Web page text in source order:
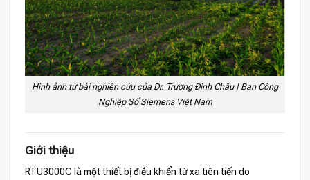
Hình ảnh từ bài nghiên cứu của Dr. Trương Đình Châu | Ban Công
Nghiệp Số Siemens Việt Nam
Giới thiệu
RTU3000C là một thiết bị điều khiển từ xa tiên tiến do